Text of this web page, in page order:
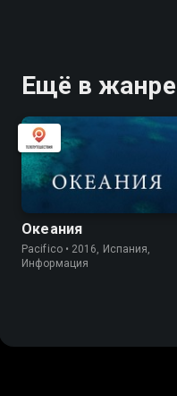
Ещё в
Океания
Pacifico • 2016, Испания,
Информация